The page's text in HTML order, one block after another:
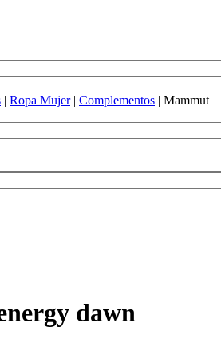
| Ropa Mujer| Complementos | Mammut
dawn